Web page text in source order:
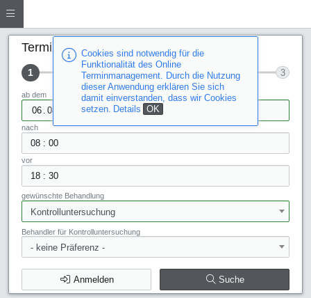
Cookies sind notwendig für die
Funktionalität des Online
Terminmanagement. Durch die Nutzung
dieser Anwendung erklären Sie sich
damit einverstanden, dass wir Cookies
setzen. Details OK
Terminsuche
1 2 3
ab dem
:
nach
:
vor
Kontrolluntersuchung
gewünschte Behandlung
Behandler für Kontrolluntersuchung
- keine Präferenz -
Anmelden Suche